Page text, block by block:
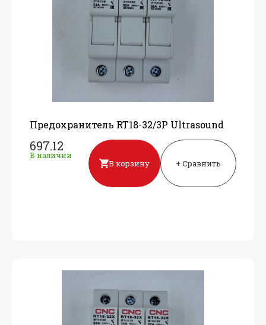
Предохранитель RT18-32/3P Ultrasound
697.12
В наличии
В корзину + Сравнить